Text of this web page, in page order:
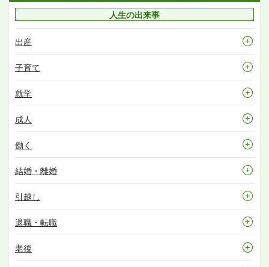
人生の出来事
出産
子育て
就学
成人
働く
結婚・離婚
引越し
退職・転職
老後